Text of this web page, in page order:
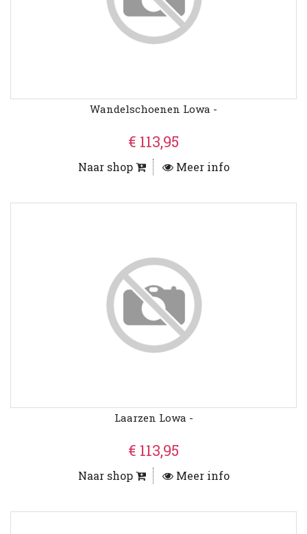
Wandelschoenen Lowa -
€ 113,95
Naar shop Meer info
Laarzen Lowa -
€ 113,95
Naar shop Meer info